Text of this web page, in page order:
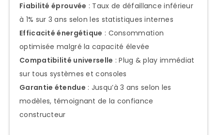
capacité
Résolution des problèmes spécifiques
aux disques 4To
Le disque 4To n’est pas entièrement
reconnu
Performances dégradées avec la
capacité élevée
Erreurs de lecture/écriture sur haute
Fiabilité éprouvée : Taux de défaillance inférieur
à 1% sur 3 ans selon les statistiques internes
Efficacité énergétique : Consommation
optimisée malgré la capacité élevée
Compatibilité universelle : Plug & play immédiat
sur tous systèmes et consoles
Garantie étendue : Jusqu’à 3 ans selon les
modèles, témoignant de la confiance
constructeur